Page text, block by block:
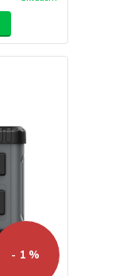
- 1 %